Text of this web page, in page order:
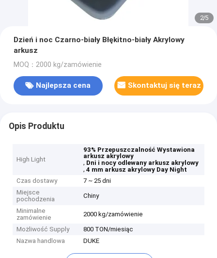
2/5
Dzień i noc Czarno-biały Błękitno-biały Akrylowy
arkusz
MOQ：2000 kg/zamówienie
Najlepsza cena Skontaktuj się teraz
Opis Produktu
High Light
93% Przepuszczalność Wystawiona
arkusz akrylowy
, Dni i nocy odlewany arkusz akrylowy
,4 mm arkusz akrylowy Day Night
Czas dostawy
7 ~ 25 dni
Miejsce
pochodzenia
Chiny
Minimalne
zamówienie
2000 kg/zamówienie
Możliwość Supply
800 TON/miesiąc
Nazwa handlowa
DUKE